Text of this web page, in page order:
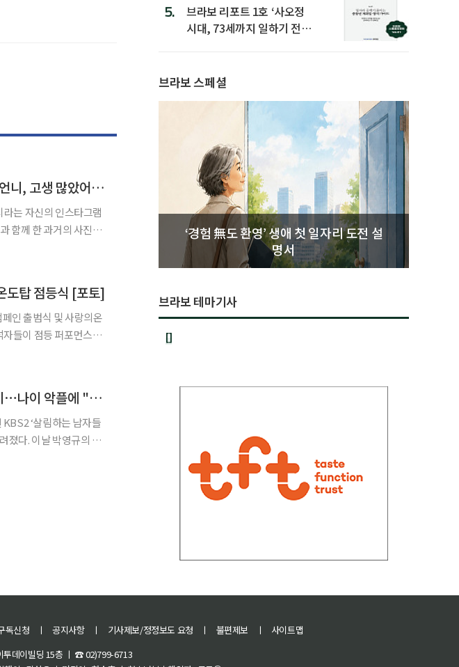
채시라, 故 윤석화에 눈물의 추모⋯"너무 일찍 떠난 언니, 고생 많았어요"
함께 한 과거의 사진을
도탑 점등식 [포토]
인 출범식 및 사랑의온
들이 점등 퍼포먼스를
'살림남2' 박영규 25세 연하 아내, 이효리와 1살 차이⋯나이 악플에 "상처 받아"
규의 아
5.
브라보 리포트 1호 ‘사오정
시대, 73세까지 일하기 전략’
브라보 스페셜
‘경험 無도 환영’ 생애 첫 일자리 도전 설
명서
브라보 테마기사
[]
독신청 ㅣ 공지사항 ㅣ 기사제보/정정보도 요청 ㅣ 불편제보 ㅣ
사이트맵
투데이빌딩 15층 ㅣ ☎ 02)799-6713